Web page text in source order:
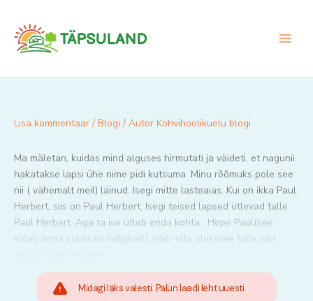
content
Lisa kommentaar / Blogi / Autor Kohvihoolikuelu blogi
Ma mäletan, kuidas mind alguses hirmutati ja väideti, et nagunii
hakatakse lapsi ühe nime pidi kutsuma. Minu rõõmuks pole see
nii ( vähemalt meil) läinud. Isegi mitte lasteaias. Kui on ikka Paul
Herbert, siis on Paul Herbert. Isegi teised lapsed ütlevad talle
Paul Herbert. Aga ta ise ütleb enda kohta : Hepe Paul(see
kõlab tema suust nii naljakalt), võib-olla oleksime talle just
Midagi läks valesti. Palun laadi leht uuesti.